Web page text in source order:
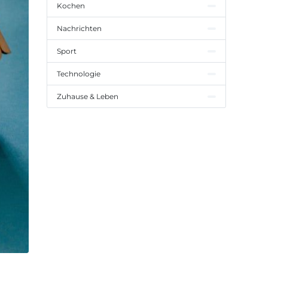
Kochen
Nachrichten
Sport
Technologie
Zuhause & Leben